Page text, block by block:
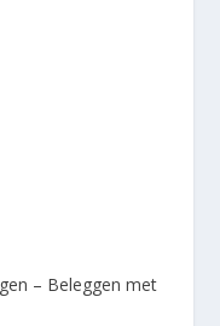
– Beleggen met